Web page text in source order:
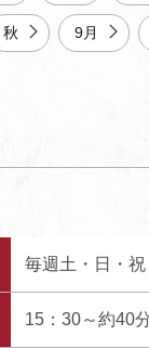
秋 9月
毎週土・日・祝
15：30～約40